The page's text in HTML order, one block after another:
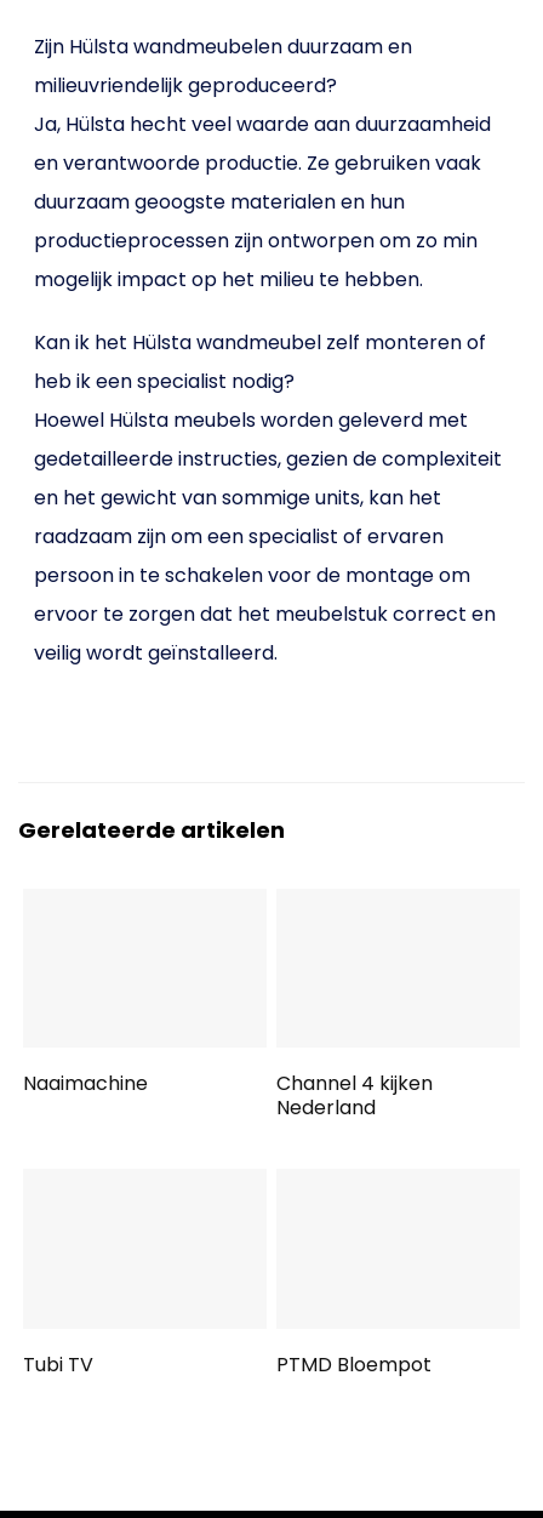
Zijn Hülsta wandmeubelen duurzaam en
milieuvriendelijk geproduceerd?
Ja, Hülsta hecht veel waarde aan duurzaamheid
en verantwoorde productie. Ze gebruiken vaak
duurzaam geoogste materialen en hun
productieprocessen zijn ontworpen om zo min
mogelijk impact op het milieu te hebben.
Kan ik het Hülsta wandmeubel zelf monteren of
heb ik een specialist nodig?
Hoewel Hülsta meubels worden geleverd met
gedetailleerde instructies, gezien de complexiteit
en het gewicht van sommige units, kan het
raadzaam zijn om een specialist of ervaren
persoon in te schakelen voor de montage om
ervoor te zorgen dat het meubelstuk correct en
veilig wordt geïnstalleerd.
Gerelateerde artikelen
Naaimachine
Channel 4 kijken
Nederland
Tubi TV PTMD Bloempot